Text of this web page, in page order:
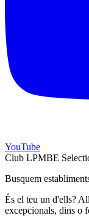
YouTube
Club LPMBE
Busquem
És el teu un d'ells?
excepcionals, dins o